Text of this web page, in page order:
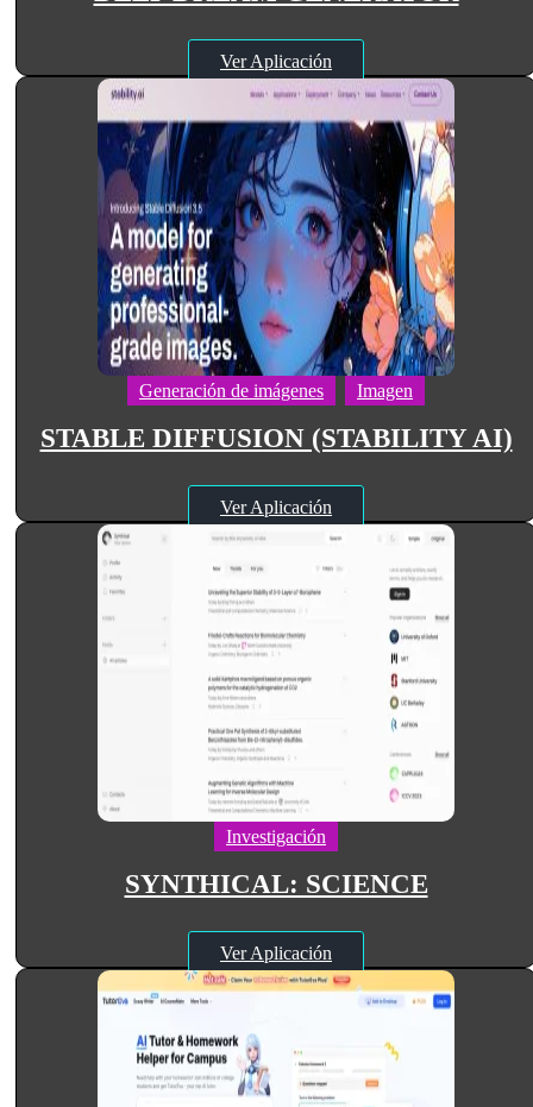
Ver Aplicación
Generación de imágenes Imagen
STABLE DIFFUSION (STABILITY AI)
Ver Aplicación
Investigación
SYNTHICAL: SCIENCE
Ver Aplicación